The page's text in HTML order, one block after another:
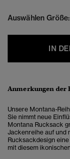
Auswählen Größe:
IN
Anmerkungen der
Unsere Montana-
Sie nimmt neue
Montana Rucksack
Jackenreihe auf und
Rucksackdesign
mit diesem